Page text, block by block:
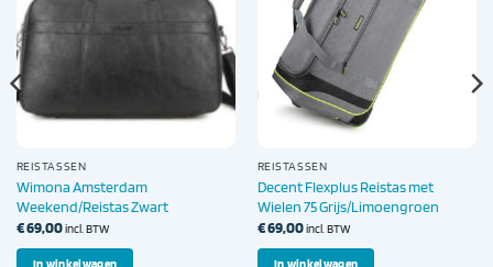
REISTASSEN
Wimona Amsterdam
Weekend/Reistas Zwart
€69,00incl. BTW
In winkelwagen
REISTASSEN
Decent Flexplus Reistas met
Wielen 75 Grijs/Limoengroen
€69,00incl. BTW
In winkelwagen